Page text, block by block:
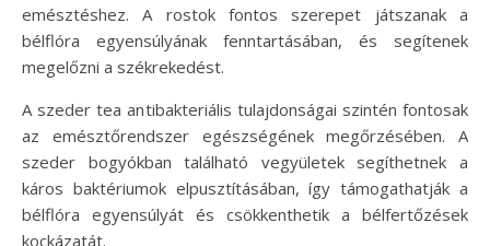
emésztéshez. A rostok fontos szerepet játszanak a
bélflóra egyensúlyának fenntartásában, és segítenek
megelőzni a székrekedést.
A szeder tea antibakteriális tulajdonságai szintén fontosak
az emésztőrendszer egészségének megőrzésében. A
szeder bogyókban található vegyületek segíthetnek a
káros baktériumok elpusztításában, így támogathatják a
bélflóra egyensúlyát és csökkenthetik a bélfertőzések
kockázatát.